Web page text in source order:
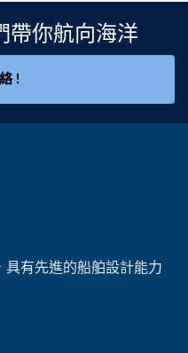
帶你航向海洋
!
有先進的船舶設計能力